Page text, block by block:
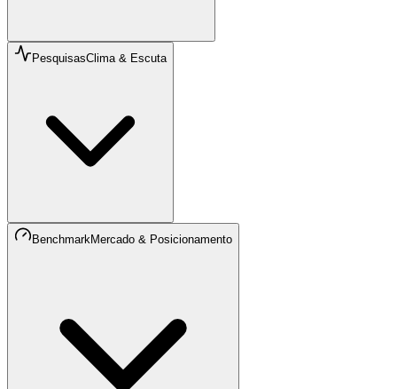
PesquisasClima & Escuta
Benchmark Mercado & Posicionamento